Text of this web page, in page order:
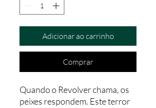
Adicionar ao carrinho
Comprar
Quando o Revolver chama, os
peixes respondem. Este terror